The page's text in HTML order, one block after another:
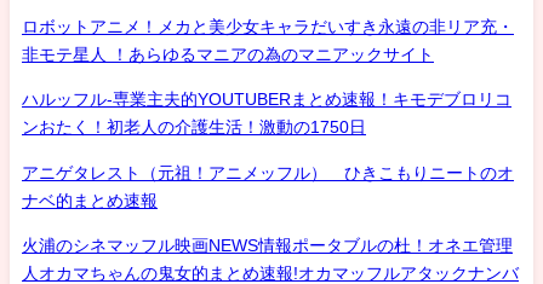
ロボットアニメ！メカと美少女キャラだいすき永遠の非リア充・
非モテ星人 ！あらゆるマニアの為のマニアックサイト
ハルッフル-専業主夫的YOUTUBERまとめ速報！キモデブロリコ
ンおたく！初老人の介護生活！激動の1750日
アニゲタレスト（元祖！アニメッフル） ひきこもりニートのオ
ナベ的まとめ速報
火浦のシネマッフル映画NEWS情報ポータブルの杜！オネエ管理
人オカマちゃんの鬼女的まとめ速報!オカマッフルアタックナンバ